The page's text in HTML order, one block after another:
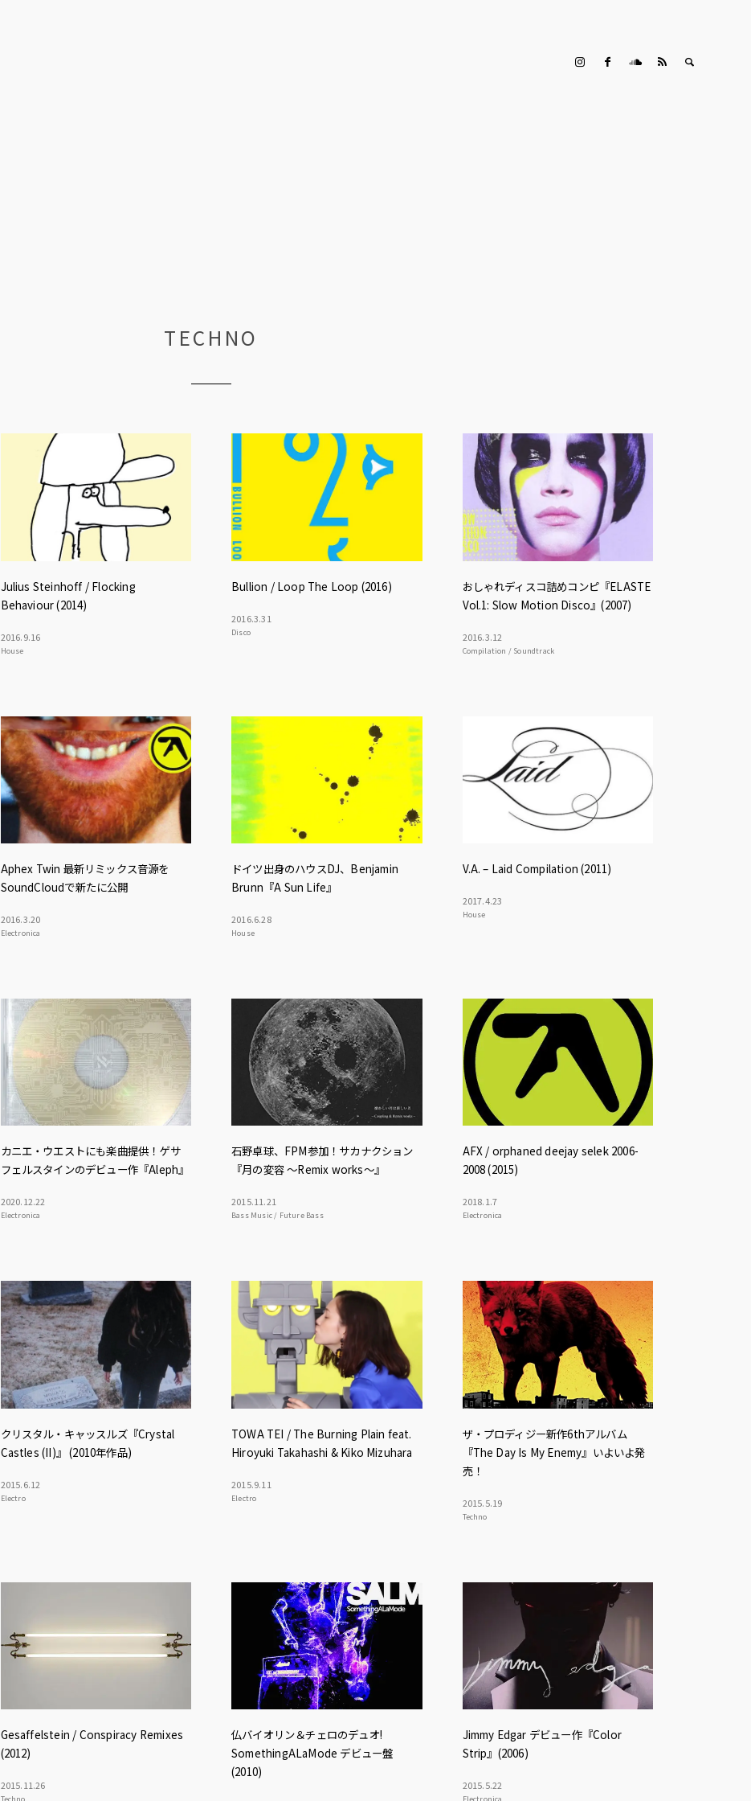
TECHNO
Julius Steinhoff / Flocking
Behaviour (2014)
2016.9.16
House
Bullion / Loop The Loop (2016)
2016.3.31
Disco
おしゃれディスコ詰めコンピ『ELASTE
Vol.1: Slow Motion Disco』(2007)
2016.3.12
Compilation / Soundtrack
Aphex Twin 最新リミックス音源を
SoundCloudで新たに公開
2016.3.20
Electronica
ドイツ出身のハウスDJ、Benjamin
Brunn『A Sun Life』
2016.6.28
House
V.A. – Laid Compilation (2011)
2017.4.23
House
カニエ・ウエストにも楽曲提供！ゲサ
フェルスタインのデビュー作『Aleph』
2020.12.22
Electronica
石野卓球、FPM参加！サカナクション
『月の変容 ～Remix works～』
2015.11.21
Bass Music / Future Bass
AFX / orphaned deejay selek 2006-
2008 (2015)
2018.1.7
Electronica
クリスタル・キャッスルズ『Crystal
Castles (II)』 (2010年作品)
2015.6.12
Electro
TOWA TEI / The Burning Plain feat.
Hiroyuki Takahashi & Kiko Mizuhara
2015.9.11
Electro
ザ・プロディジー新作6thアルバム
『The Day Is My Enemy』いよいよ発
売！
2015.5.19
Techno
Gesaffelstein / Conspiracy Remixes
(2012)
2015.11.26
仏バイオリン＆チェロのデュオ!
SomethingALaMode デビュー盤
(2010)
Jimmy Edgar デビュー作『Color
Strip』(2006)
2015.5.22